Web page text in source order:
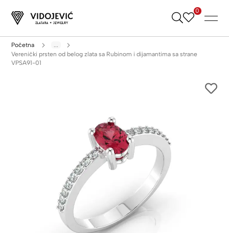
Skip
0
Početna
...
Verenički prsten od belog zlata sa Rubinom i dijamantima sa strane
VPSA91-01